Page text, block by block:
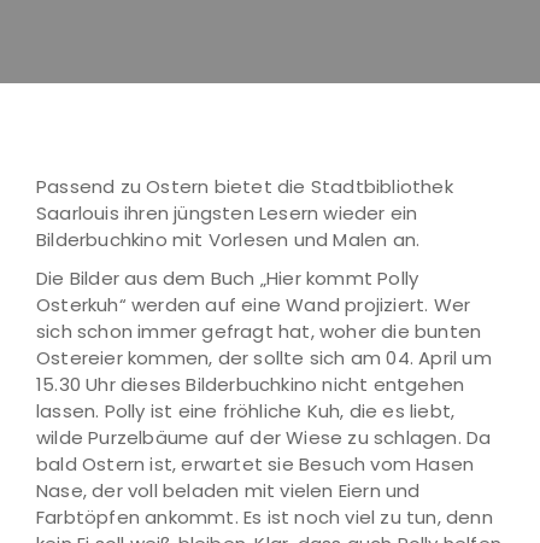
Passend zu Ostern bietet die Stadtbibliothek
Saarlouis ihren jüngsten Lesern wieder ein
Bilderbuchkino mit Vorlesen und Malen an.
Die Bilder aus dem Buch „Hier kommt Polly
Osterkuh“ werden auf eine Wand projiziert. Wer
sich schon immer gefragt hat, woher die bunten
Ostereier kommen, der sollte sich am 04. April um
15.30 Uhr dieses Bilderbuchkino nicht entgehen
lassen. Polly ist eine fröhliche Kuh, die es liebt,
wilde Purzelbäume auf der Wiese zu schlagen. Da
bald Ostern ist, erwartet sie Besuch vom Hasen
Nase, der voll beladen mit vielen Eiern und
Farbtöpfen ankommt. Es ist noch viel zu tun, denn